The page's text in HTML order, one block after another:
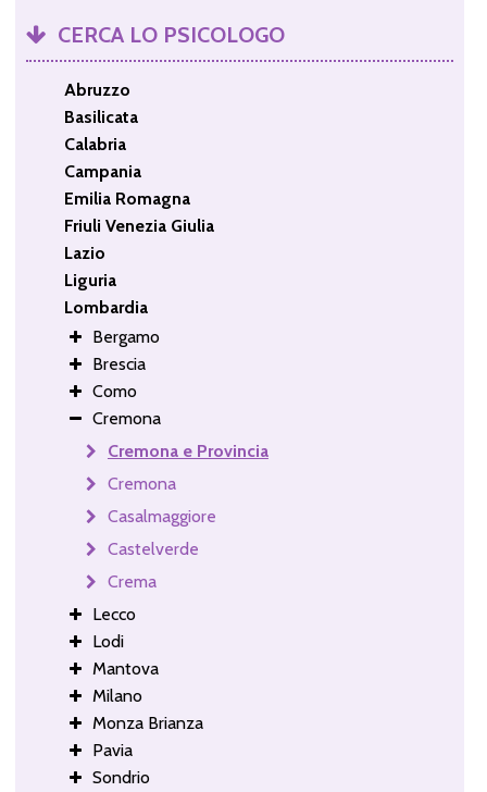
CERCA LO PSICOLOGO
Abruzzo
Basilicata
Calabria
Campania
Emilia Romagna
Friuli Venezia Giulia
Lazio
Liguria
Lombardia
Bergamo
Brescia
Como
Cremona
Cremona e Provincia
Cremona
Casalmaggiore
Castelverde
Crema
Lecco
Lodi
Mantova
Milano
Monza Brianza
Pavia
Sondrio